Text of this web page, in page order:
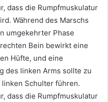
dass die Rumpfmuskulatur
Während des Marschs
umgekehrter Phase
Bein bewirkt eine
Hüfte, und eine
des linken Arms sollte zu
Schulter führen.
dass die Rumpfmuskulatur